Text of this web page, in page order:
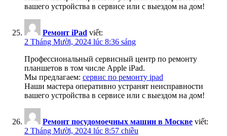
вашего устройства в сервисе или с выездом на дом!
Ремонт iPad viết:
2 Tháng Mười, 2024 lúc 8:36 sáng
Профессиональный сервисный центр по ремонту
планшетов в том числе Apple iPad.
Мы предлагаем: сервис по ремонту ipad
Наши мастера оперативно устранят неисправности
вашего устройства в сервисе или с выездом на дом!
Ремонт посудомоечных машин в Москве viết:
2 Tháng Mười, 2024 lúc 8:57 chiều